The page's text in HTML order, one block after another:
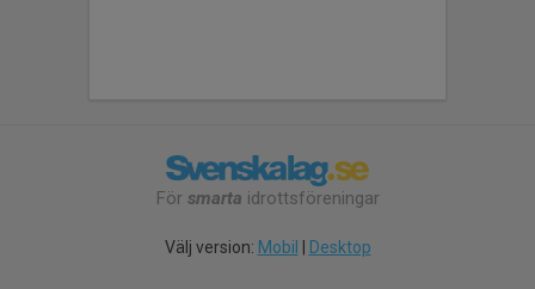
För smarta idrottsföreningar
Välj version: Mobil Desktop